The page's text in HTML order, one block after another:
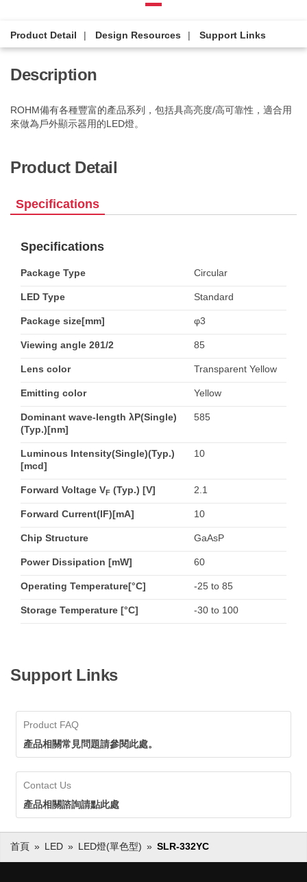
Product Detail Design Resources Support Links
Description
ROHM備有各種豐富的產品系列，包括具高亮度/高可靠性，適合用
來做為戶外顯示器用的LED燈。
Product Detail
Specifications
Specifications
Package Type Circular
LED Type Standard
Package size[mm] φ3
Viewing angle 2θ1/2 85
Lens color Transparent Yellow
Emitting color Yellow
Dominant wave-length λP(Single)
(Typ.)[nm]
585
Luminous Intensity(Single)(Typ.)
[mcd]
10
Forward Voltage VF (Typ.) [V] 2.1
Forward Current(IF)[mA] 10
Chip Structure GaAsP
Power Dissipation [mW] 60
Operating Temperature[°C] -25 to 85
Storage Temperature [°C] -30 to 100
Support Links
Product FAQ
產品相關常見問題請參閱此處。
Contact Us
產品相關諮詢請點此處
首頁 LED LED燈(單色型) SLR-332YC